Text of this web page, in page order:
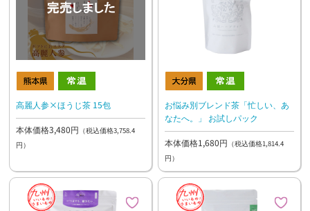
高麗人参×ほうじ茶 15包
本体価格3,480円 （税込価格3,758.4
円）
お悩み別ブレンド茶「忙しい、あ
なたへ。」 お試しパック
本体価格1,680円 （税込価格1,814.4
円）